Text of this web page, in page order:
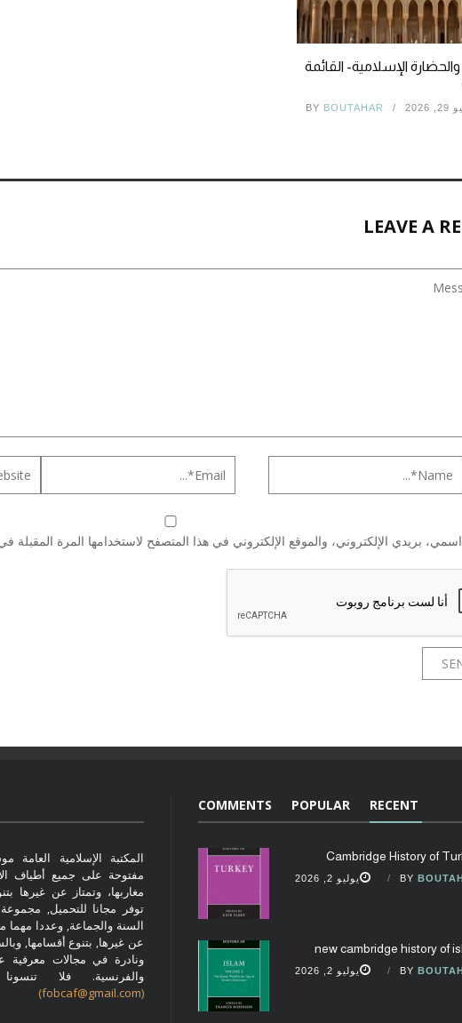
والحضارة الإسلامية- القائمة
2026
BY BOUTAHAR
LEAVE A
بريدي الإلكتروني، والموقع الإلكتروني في هذا المتصفح لاستخدامها المرة المقبلة
المكتبة الإسلامية العامة
مفتوحة على جميع أطياف
مغاربها، وتمتاز عن غيرها
توفر مجانا للتحميل,
السنة والجماعة, وعددا مهما
عن غيرها, بتنوع أقسامها,
ونادرة في مجالات معرفية
والفرنسية. فلا
(fobcaf@gmail.com)
RECENT
POPULAR
COMMENTS
Cambridge History of
BY يوليو 2, 2026
new cambridge history of
BY يوليو 2, 2026